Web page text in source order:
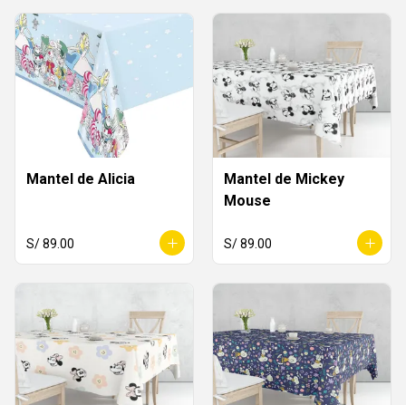
Mantel de Alicia
S/ 89.00
Mantel de Mickey
Mouse
S/ 89.00